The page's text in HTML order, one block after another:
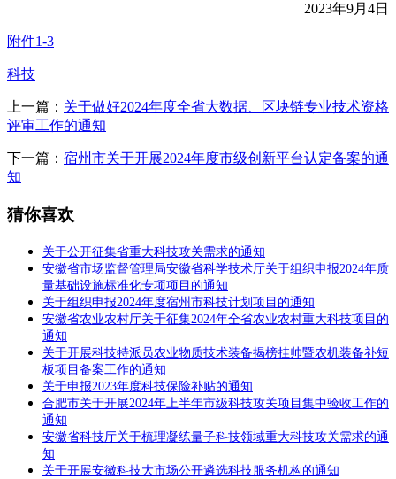
2023年9月4日
附件1-3
科技
上一篇： 关于做好2024年度全省大数据、区块链专业技术资格
评审工作的通知
下一篇： 宿州市关于开展2024年度市级创新平台认定备案的通
知
猜你喜欢
关于公开征集省重大科技攻关需求的通知
安徽省市场监督管理局安徽省科学技术厅关于组织申报2024年质
量基础设施标准化专项项目的通知
关于组织申报2024年度宿州市科技计划项目的通知
安徽省农业农村厅关于征集2024年全省农业农村重大科技项目的
通知
关于开展科技特派员农业物质技术装备揭榜挂帅暨农机装备补短
板项目备案工作的通知
关于申报2023年度科技保险补贴的通知
合肥市关于开展2024年上半年市级科技攻关项目集中验收工作的
通知
安徽省科技厅关于梳理凝练量子科技领域重大科技攻关需求的通
知
关于开展安徽科技大市场公开遴选科技服务机构的通知